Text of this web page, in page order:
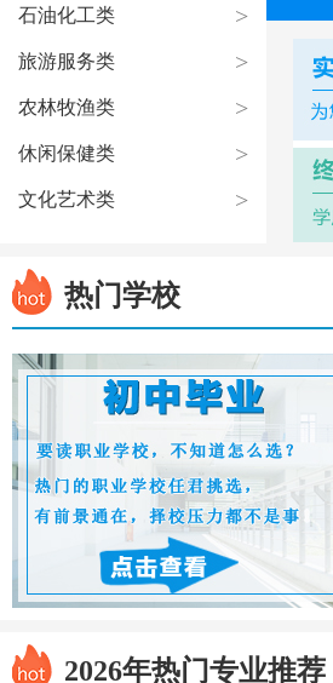
石油化工类 >
旅游服务类 >
农林牧渔类 >
休闲保健类 >
文化艺术类 >
热门学校
四川城市技师学院
5分
学校简介
招生简章
在线报名1
2026年热门专业推荐